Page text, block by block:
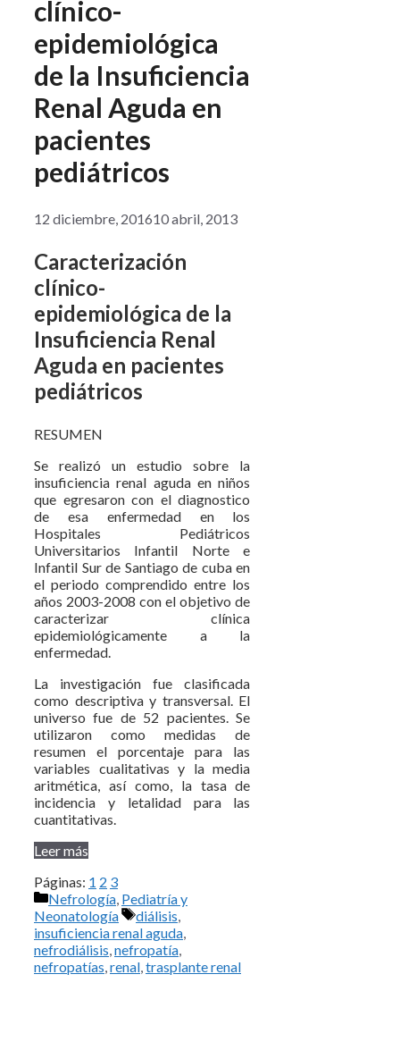
clínico-
epidemiológica
de la Insuficiencia
Renal Aguda en
pacientes
pediátricos
12 diciembre, 201610 abril, 2013
Caracterización
clínico-
epidemiológica de la
Insuficiencia Renal
Aguda en pacientes
pediátricos
RESUMEN
Se realizó un estudio sobre la
insuficiencia renal aguda en niños
que egresaron con el diagnostico
de esa enfermedad en los
Hospitales Pediátricos
Universitarios Infantil Norte e
Infantil Sur de Santiago de cuba en
el periodo comprendido entre los
años 2003-2008 con el objetivo de
caracterizar clínica
epidemiológicamente a la
enfermedad.
La investigación fue clasificada
como descriptiva y transversal. El
universo fue de 52 pacientes. Se
utilizaron como medidas de
resumen el porcentaje para las
variables cualitativas y la media
aritmética, así como, la tasa de
incidencia y letalidad para las
cuantitativas.
Leer más
Páginas: 1 2 3
Categorías
Nefrología, Pediatría y
Neonatología
Etiquetas
diálisis,
insuficiencia renal aguda,
nefrodiálisis,nefropatía,
nefropatías,renal,trasplante renal